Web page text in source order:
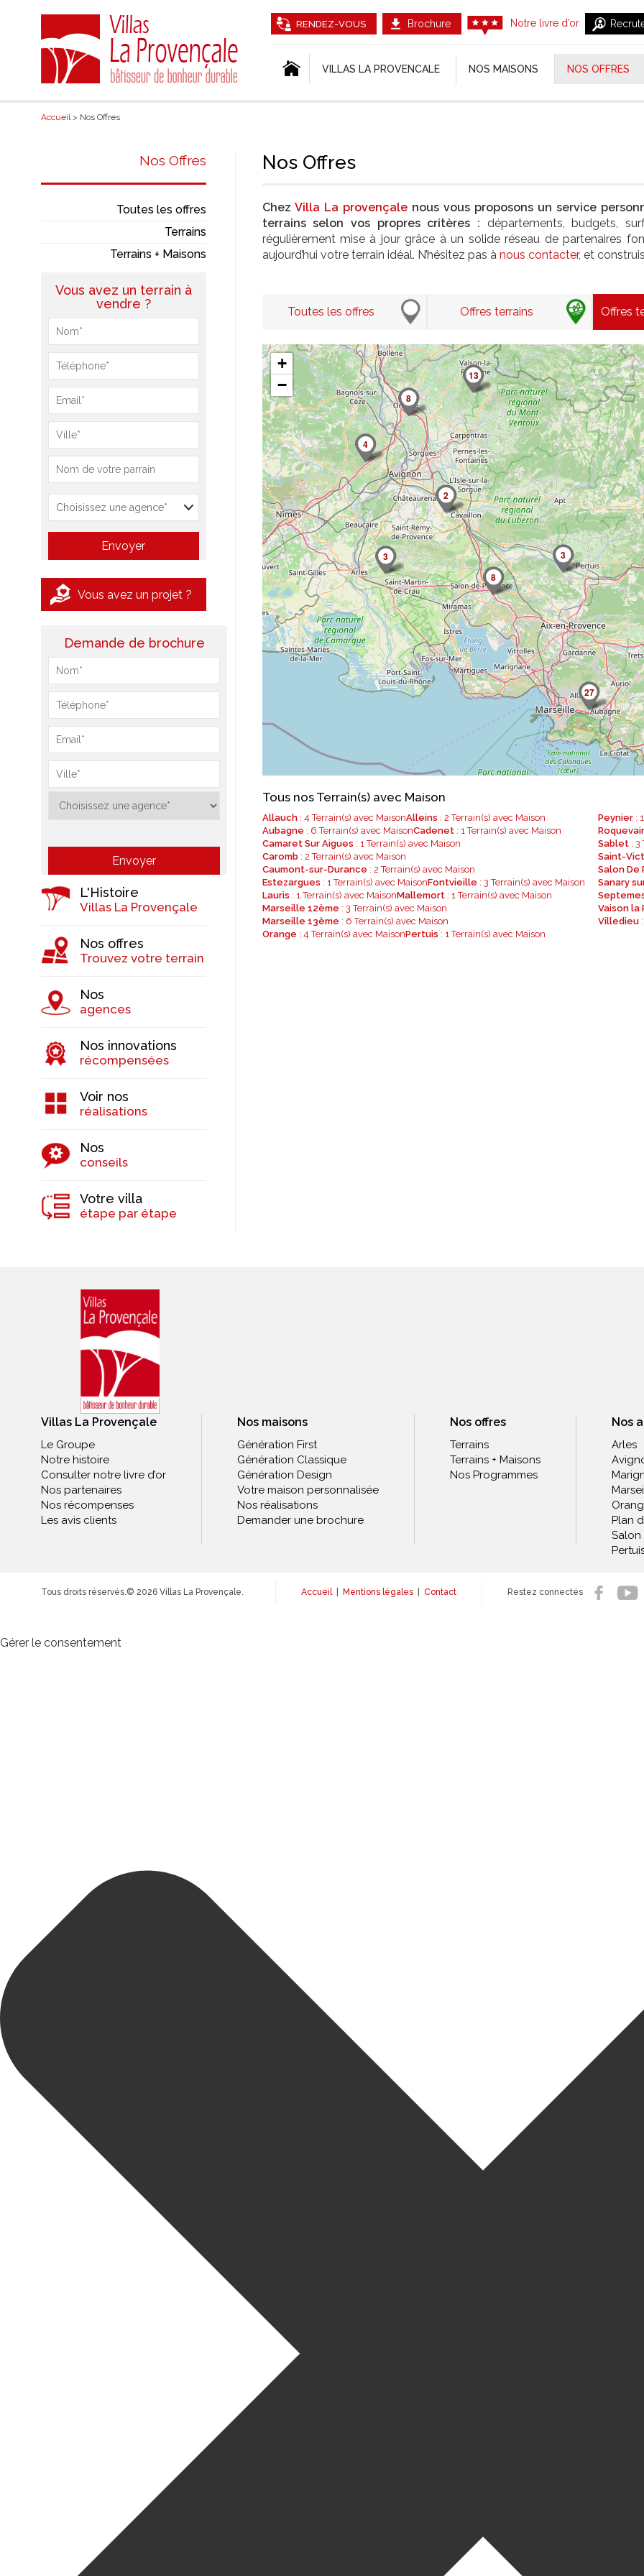
RENDEZ-VOUS Brochure Notre livre d’or
VILLAS LA PROVENCALE NOS MAISONS NOS OFFRES
Accueil> Nos Offres
Nos Offres
Chez Villa La provençalenous vous proposons un service
terrains selon vos propres critères : départements, budgets,
régulièrement mise à jour grâce à un solide réseau de partenaires
aujourd’hui votre terrain idéal. N’hésitez pas à nous contacter, et
Toutes les offres Offres terrains Offres
4
8
13
27
3
2
3
8
+
−
Tous nos Terrain(s) avec Maison
Allauch: 4 Terrain(s) avec MaisonAlleins : 2 Terrain(s) avec Maison
Aubagne: 6 Terrain(s) avec MaisonCadenet: 1 Terrain(s) avec Maison
Camaret Sur Aigues : 1 Terrain(s) avec Maison
Caromb: 2 Terrain(s) avec Maison
Caumont-sur-Durance: 2 Terrain(s) avec Maison
Estezargues : 1 Terrain(s) avec MaisonFontvieille: 3 Terrain(s) avec Maison
Lauris : 1 Terrain(s) avec MaisonMallemort: 1 Terrain(s) avec Maison
Marseille 12ème: 3 Terrain(s) avec Maison
Marseille 13ème: 6 Terrain(s) avec Maison
Orange: 4 Terrain(s) avec MaisonPertuis : 1 Terrain(s) avec Maison
Peynier :
Sablet : 3
Saint-
Salon De
Sanary
Vaison la
Villedieu
Nos Offres
Toutes les offres
Terrains
Terrains + Maisons
Vous avez un terrain à
vendre ?
Vous avez un projet ?
Demande de brochure
L'Histoire
Villas La Provençale
Nos offres
Trouvez votre terrain
Nos
agences
Nos innovations
récompensées
Voir nos
réalisations
Nos
conseils
Votre villa
étape par étape
Villas La Provençale
Le Groupe
Notre histoire
Consulter notre livre d’or
Nos partenaires
Nos récompenses
Les avis clients
Nos maisons
Génération First
Génération Classique
Génération Design
Votre maison personnalisée
Nos réalisations
Demander une brochure
Nos offres
Terrains
Terrains + Maisons
Nos Programmes
Nos
Arles
Plan
Salon
© 2026 Villas La Provençale.
Tous droits réservés. Accueil| Mentions légales Contact Restez connectés
Gérer le consentement